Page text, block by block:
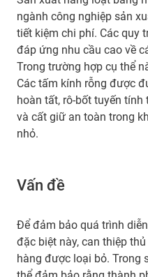
ngành công nghiệp sản
tiết kiệm chi phí. Các quy
đáp ứng nhu cầu cao về
Trong trường hợp cụ thể
Các tấm kính rỗng được
hoàn tất, rô-bốt tuyến
và cất giữ an toàn trong
nhỏ.
Vấn đề
Để đảm bảo quá trình
đặc biệt này, can thiệp
hàng được loại bỏ. Trong